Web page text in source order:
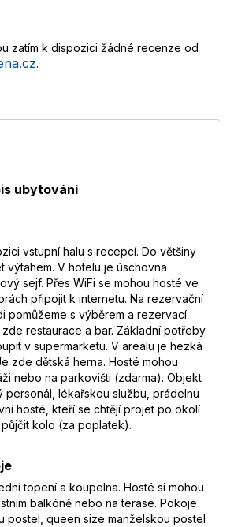
zatím k dispozici žádné recenze od
.
ubytování
vstupní halu s recepcí. Do většiny
výtahem. V hotelu je úschovna
sejf. Přes WiFi se mohou hosté ve
připojit k internetu. Na rezervační
pomůžeme s výběrem a rezervací
restaurace a bar. Základní potřeby
v supermarketu. V areálu je hezká
zde dětská herna. Hosté mohou
nebo na parkovišti (zdarma). Objekt
personál, lékařskou službu, prádelnu
hosté, kteří se chtějí projet po okolí
kolo (za poplatek).
topení a koupelna. Hosté si mohou
balkóně nebo na terase. Pokoje
postel, queen size manželskou postel